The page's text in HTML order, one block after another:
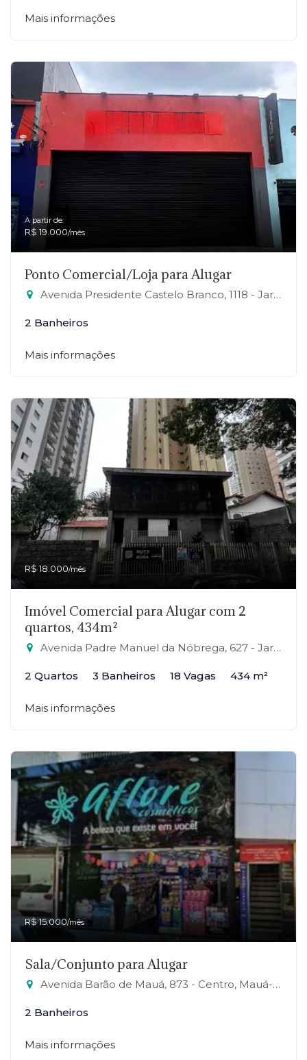
Mais informações
A partir de:
R$ 19.000/mês
Ponto Comercial/Loja para Alugar
Avenida Presidente Castelo Branco, 1118 - Jardim Zaira, Mauá-SP
2 Banheiros
Mais informações
R$ 18.000/mês
Imóvel Comercial para Alugar com 2
quartos, 434m²
Avenida Padre Manuel da Nóbrega, 627 - Jardim, Santo André-SP
2 Quartos 3 Banheiros 18 Vagas 434 m²
Mais informações
R$ 15.000/mês
Sala/Conjunto para Alugar
Avenida Barão de Mauá, 873 - Centro, Mauá-SP
2 Banheiros
Mais informações